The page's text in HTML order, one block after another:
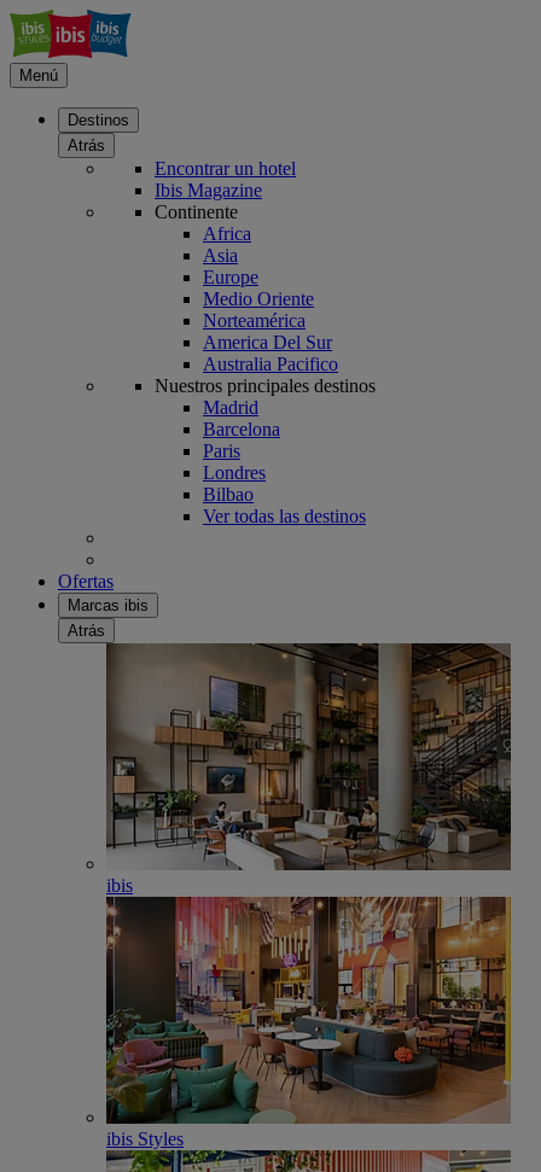
Menú
Destinos
Atrás
Encontrar un hotel
Ibis Magazine
Continente
Africa
Asia
Europe
Medio Oriente
Norteamérica
America Del Sur
Australia Pacifico
Nuestros principales destinos
Madrid
Barcelona
Paris
Londres
Bilbao
Ver todas las destinos
Ofertas
Marcas ibis
Atrás
ibis
ibis Styles